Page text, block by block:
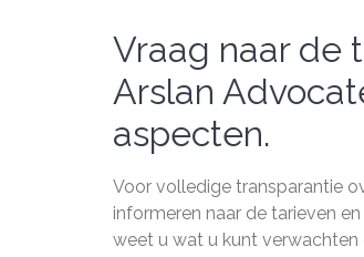
Vraag naar de
Arslan
aspecten.
Voor volledige transparantie
informeren naar de tarieven
weet u wat u kunt